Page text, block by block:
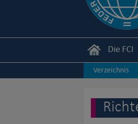
Die FCI
Verzeichnis